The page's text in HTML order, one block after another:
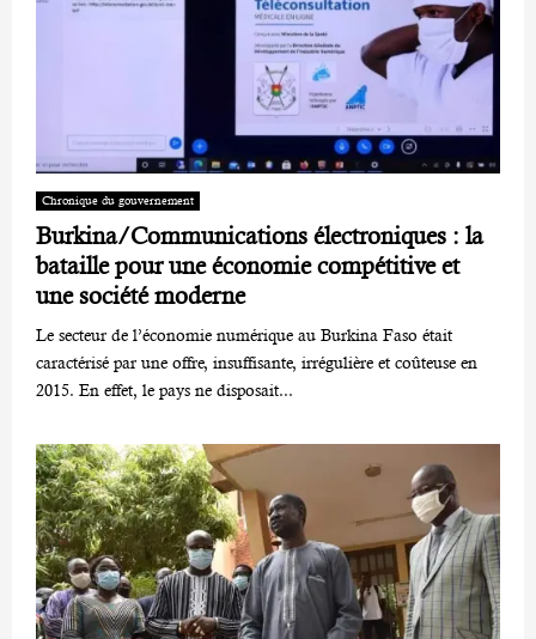
Chronique du gouvernement
Burkina/Communications électroniques : la
bataille pour une économie compétitive et
une société moderne
Le secteur de l’économie numérique au Burkina Faso était
caractérisé par une offre, insuffisante, irrégulière et coûteuse en
2015. En effet, le pays ne disposait...